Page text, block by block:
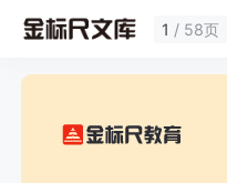
1 / 58页